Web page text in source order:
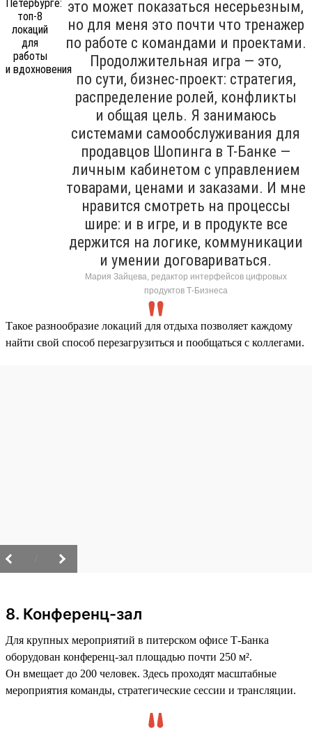
это может показаться несерьезным,
но для меня это почти что тренажер
по работе с командами и проектами.
Продолжительная игра — это,
по сути, бизнес-проект: стратегия,
распределение ролей, конфликты
и общая цель. Я занимаюсь
системами самообслуживания для
продавцов Шопинга в Т-Банке —
личным кабинетом с управлением
товарами, ценами и заказами. И мне
нравится смотреть на процессы
шире: и в игре, и в продукте все
держится на логике, коммуникации
и умении договариваться.
Мария Зайцева, редактор интерфейсов цифровых
продуктов Т-Бизнеса
Такое разнообразие локаций для отдыха позволяет каждому
найти свой способ перезагрузиться и пообщаться с коллегами.
8. Конференц-зал
Для крупных мероприятий в питерском офисе Т-Банка
оборудован конференц-зал площадью почти 250 м².
Он вмещает до 200 человек. Здесь проходят масштабные
мероприятия команды, стратегические сессии и трансляции.